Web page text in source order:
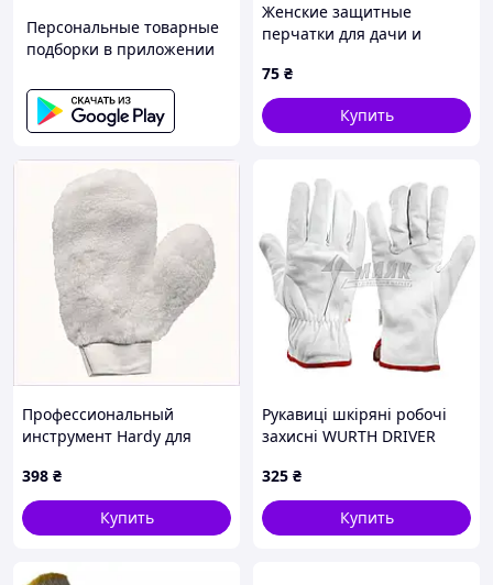
Персональные товарные
подборки в приложении
Женские защитные
перчатки для дачи и
X8XK582553
75 ₴
Купить
Профессиональный
инструмент Hardy для
398 ₴
Купить
Рукавиці шкіряні робочі
захисні WURTH DRIVER
325 ₴
Купить